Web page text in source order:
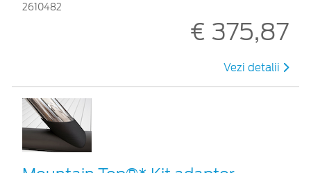
2610482
€ 375,87
Vezi detalii